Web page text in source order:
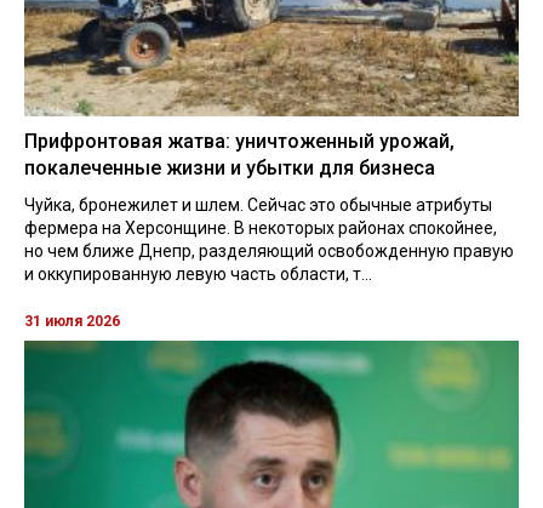
Прифронтовая жатва: уничтоженный урожай,
покалеченные жизни и убытки для бизнеса
Чуйка, бронежилет и шлем. Сейчас это обычные атрибуты
фермера на Херсонщине. В некоторых районах спокойнее,
но чем ближе Днепр, разделяющий освобожденную правую
и оккупированную левую часть области, т...
31 июля 2026